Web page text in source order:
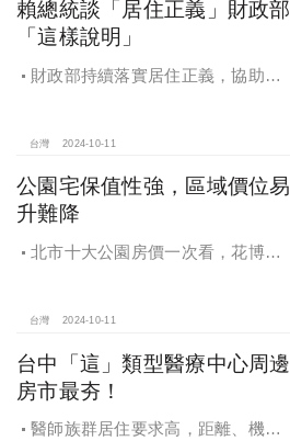
賴總統談「居住正義」財政部
「這樣說明」
財政部持續落實居住正義，協助經
台灣 2024-10-11
公園宅保值性強，區域價位易
升難降
北市十大公園房價一次看，花博年
台灣 2024-10-11
台中「這」類型醫療中心周邊
房市最夯！
醫師族群居住要求高，距離、機能